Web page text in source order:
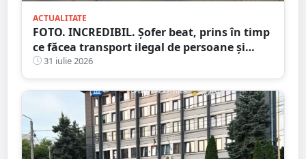
ACTUALITATE
FOTO. INCREDIBIL. Șofer beat, prins în timp
ce făcea transport ilegal de persoane și
reținut
31 iulie 2026